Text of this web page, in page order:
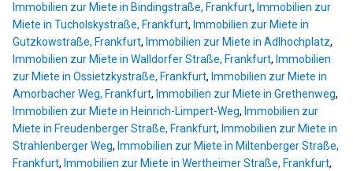
Immobilien zur Miete in Bindingstraße, Frankfurt, Immobilien zur
Miete in Tucholskystraße, Frankfurt, Immobilien zur Miete in
Gutzkowstraße, Frankfurt, Immobilien zur Miete in Adlhochplatz,
Immobilien zur Miete in Walldorfer Straße, Frankfurt, Immobilien
zur Miete in Ossietzkystraße, Frankfurt, Immobilien zur Miete in
Amorbacher Weg, Frankfurt, Immobilien zur Miete in Grethenweg,
Immobilien zur Miete in Heinrich-Limpert-Weg, Immobilien zur
Miete in Freudenberger Straße, Frankfurt, Immobilien zur Miete in
Strahlenberger Weg, Immobilien zur Miete in Miltenberger Straße,
Frankfurt, Immobilien zur Miete in Wertheimer Straße, Frankfurt,